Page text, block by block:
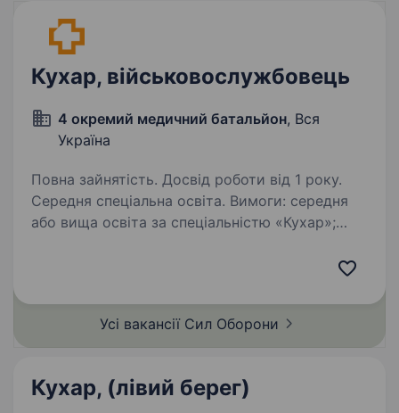
Кухар, військовослужбовець
4 окремий медичний батальйон, Вся
Україна
Повна зайнятість. Досвід роботи від 1 року.
Середня спеціальна освіта. Вимоги: середня
або вища освіта за спеціальністю «Кухар»;
переведення чинних військовослужбовців…
Усі вакансії Сил Оборони
Кухар, (лівий берег)